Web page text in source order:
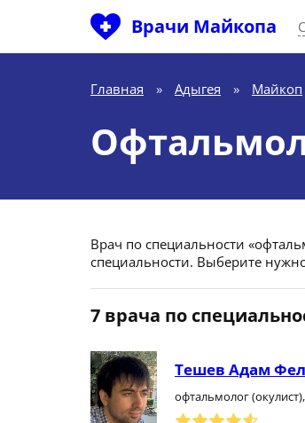
Врачи Майкопа
Главная » Адыгея » Майкоп
Врач по специальности
специальности. Выберите
7 врача по
Тешев Адам
офтальмолог